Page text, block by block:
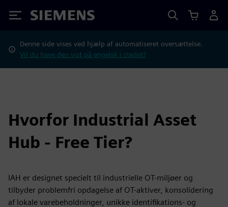
Siemens
Denne side vises ved hjælp af automatiseret oversættelse.
Vil du have den vist på engelsk i stedet?
Hvorfor Industrial Asset
Hub - Free Tier?
IAH er designet specielt til industrielle OT-miljøer og
tilbyder problemfri opdagelse af OT-aktiver, konsolidering
af lokale varebeholdninger, unikke identifikations- og